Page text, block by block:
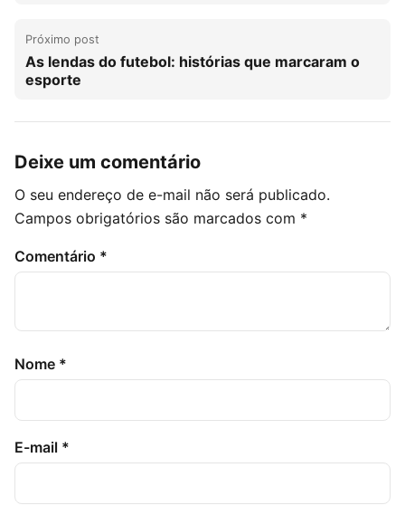
Próximo post
As lendas do futebol: histórias que marcaram o
esporte
Deixe um comentário
O seu endereço de e-mail não será publicado.
Campos obrigatórios são marcados com *
Comentário *
Nome *
E-mail *